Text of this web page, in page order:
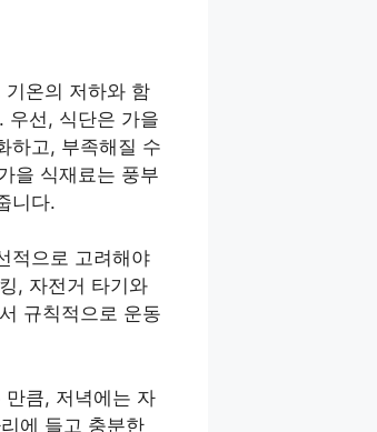
온의 저하와 함
우선, 식단은 가을
하고, 부족해질 수
을 식재료는 풍부
니다.
적으로 고려해야
, 자전거 타기와
규칙적으로 운동
큼, 저녁에는 자
에 들고 충분한